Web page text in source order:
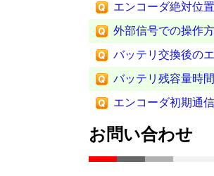
エンコーダ絶対位
外部信号での操作
バッテリ交換後の
バッテリ残容量時
エンコーダ初期通
お問い合わせ